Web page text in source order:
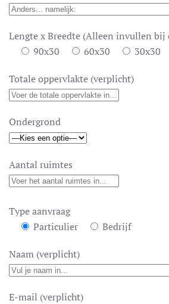
Lengte x Breedte (Alleen invullen bij
90x30
60x30 30x30
Totale oppervlakte (verplicht)
Ondergrond
Aantal ruimtes
Type aanvraag
Particulier
Bedrijf
Naam (verplicht)
E-mail (verplicht)